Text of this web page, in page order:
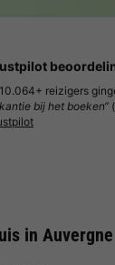
reizigers
bij het boeken“
in Auvergne